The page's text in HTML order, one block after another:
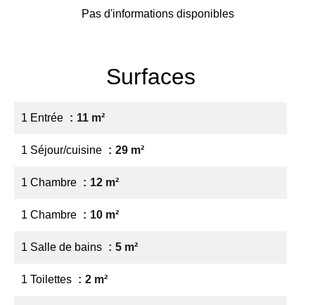
Pas d'informations disponibles
Surfaces
1 Entrée 11 m²
1 Séjour/cuisine 29 m²
1 Chambre 12 m²
1 Chambre 10 m²
1 Salle de bains 5 m²
1 Toilettes 2 m²